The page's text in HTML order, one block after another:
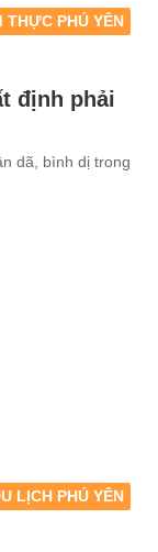
THỰC PHÚ YÊN
định phải
dã, bình dị trong
LỊCH PHÚ YÊN